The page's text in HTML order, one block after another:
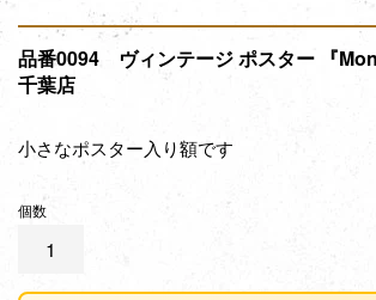
品番0094 ヴィンテージ ポスター 『
千葉店
小さなポスター入り額です
個数